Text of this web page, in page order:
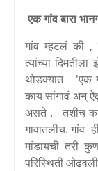
एक गांव बारा
गांव म्हटलं की ,
त्यांच्या
थोडक्यात 'एक
काय सांगावं अन्
असते . तशीच
गावातलीच. गांव
मांडायची तरी
परिस्थिती